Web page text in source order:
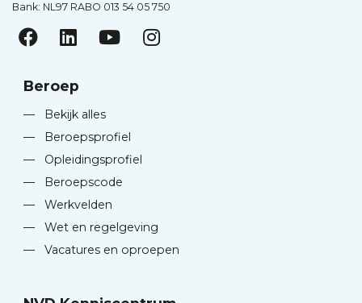
Bank: NL97 RABO 013 54 05 750
Beroep
—
Bekijk alles
—
Beroepsprofiel
—
Opleidingsprofiel
—
Beroepscode
—
Werkvelden
—
Wet en regelgeving
—
Vacatures en oproepen